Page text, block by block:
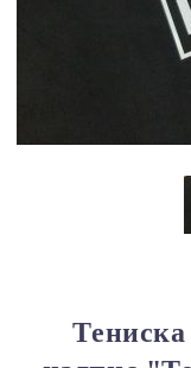
Тениска